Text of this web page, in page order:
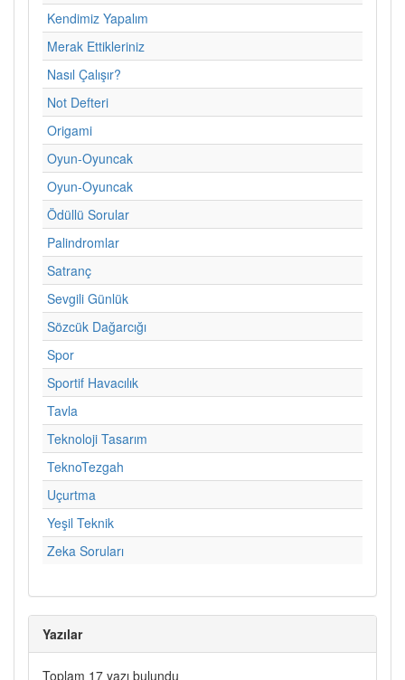
Kendimiz Yapalım
Merak Ettikleriniz
Nasıl Çalışır?
Not Defteri
Origami
Oyun-Oyuncak
Oyun-Oyuncak
Ödüllü Sorular
Palindromlar
Satranç
Sevgili Günlük
Sözcük Dağarcığı
Spor
Sportif Havacılık
Tavla
Teknoloji Tasarım
TeknoTezgah
Uçurtma
Yeşil Teknik
Zeka Soruları
Yazılar
Toplam 17 yazı bulundu